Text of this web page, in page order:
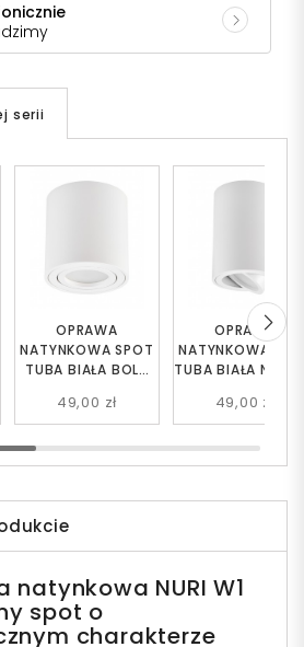
serii
OPRAWA
NATYNKOWA SPOT
TUBA BIAŁA BOLT
49,00 zł
OPRAWA
NATYNKOWA
TUBA BIAŁA NATI
49,00 zł
natynkowa NURI W1
spot o
charakterze